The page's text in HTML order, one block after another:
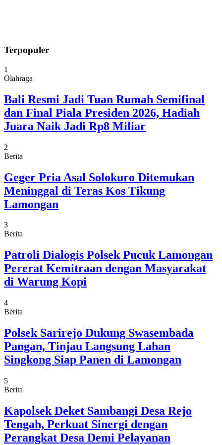
Terpopuler
1
Olahraga
Bali Resmi Jadi Tuan Rumah Semifinal
dan Final Piala Presiden 2026, Hadiah
Juara Naik Jadi Rp8 Miliar
2
Berita
Geger Pria Asal Solokuro Ditemukan
Meninggal di Teras Kos Tikung
Lamongan
3
Berita
Patroli Dialogis Polsek Pucuk Lamongan
Pererat Kemitraan dengan Masyarakat
di Warung Kopi
4
Berita
Polsek Sarirejo Dukung Swasembada
Pangan, Tinjau Langsung Lahan
Singkong Siap Panen di Lamongan
5
Berita
Kapolsek Deket Sambangi Desa Rejo
Tengah, Perkuat Sinergi dengan
Perangkat Desa Demi Pelayanan